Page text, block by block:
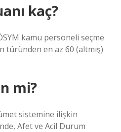
kaç?
kamu personeli seçme
türünden en az 60 (altmış)
mi?
sistemine ilişkin
Afet ve Acil Durum